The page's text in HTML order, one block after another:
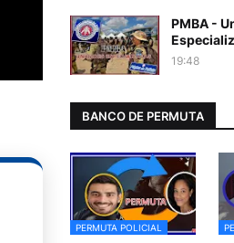
PMBA -
19:48
BANCO DE PERMUTA
PERMUTA POLICIAL